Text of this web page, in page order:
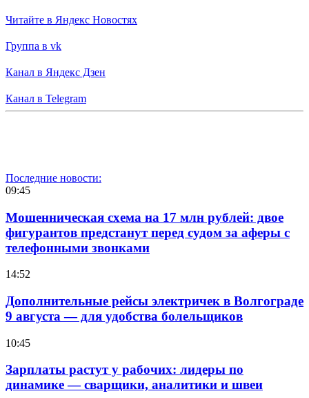
Читайте в Яндекс Новостях
Группа в vk
Канал в Яндекс Дзен
Канал в Telegram
Последние новости:
09:45
Мошенническая схема на 17 млн рублей: двое
фигурантов предстанут перед судом за аферы с
телефонными звонками
14:52
Дополнительные рейсы электричек в Волгограде
9 августа — для удобства болельщиков
10:45
Зарплаты растут у рабочих: лидеры по
динамике — сварщики, аналитики и швеи